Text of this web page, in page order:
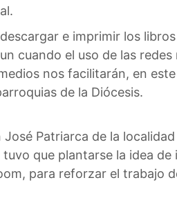
e imprimir los
cuando el uso de las redes
nos facilitarán, en
de la Diócesis.
Patriarca de la
que plantarse la idea de
para reforzar el trabajo